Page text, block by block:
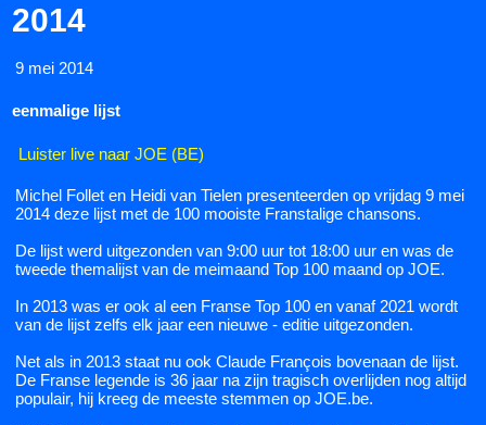
2014
9 mei 2014
eenmalige lijst
Luister live naar JOE (BE)
Michel Follet en Heidi van Tielen presenteerden op vrijdag 9 mei
2014 deze lijst met de 100 mooiste Franstalige chansons.
De lijst werd uitgezonden van 9:00 uur tot 18:00 uur en was de
tweede themalijst van de meimaand Top 100 maand op JOE.
In 2013 was er ook al een Franse Top 100 en vanaf 2021 wordt
van de lijst zelfs elk jaar een nieuwe - editie uitgezonden.
Net als in 2013 staat nu ook Claude François bovenaan de lijst.
De Franse legende is 36 jaar na zijn tragisch overlijden nog altijd
populair, hij kreeg de meeste stemmen op JOE.be.